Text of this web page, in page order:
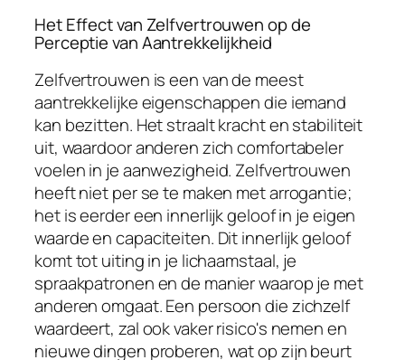
Het Effect van Zelfvertrouwen op de
Perceptie van Aantrekkelijkheid
Zelfvertrouwen is een van de meest
aantrekkelijke eigenschappen die iemand
kan bezitten. Het straalt kracht en stabiliteit
uit, waardoor anderen zich comfortabeler
voelen in je aanwezigheid. Zelfvertrouwen
heeft niet per se te maken met arrogantie;
het is eerder een innerlijk geloof in je eigen
waarde en capaciteiten. Dit innerlijk geloof
komt tot uiting in je lichaamstaal, je
spraakpatronen en de manier waarop je met
anderen omgaat. Een persoon die zichzelf
waardeert, zal ook vaker risico's nemen en
nieuwe dingen proberen, wat op zijn beurt